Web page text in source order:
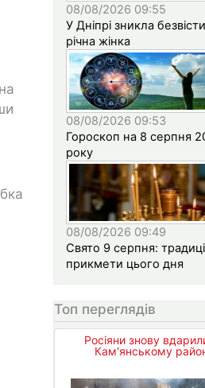
08/08/2026 09:55
У Дніпрі зникла
річна жінка
08/08/2026 09:53
Гороскоп на 8 серпня
року
08/08/2026 09:49
Свято 9 серпня:
прикмети цього дня
Топ переглядів
Росіяни знову
Кам'янському